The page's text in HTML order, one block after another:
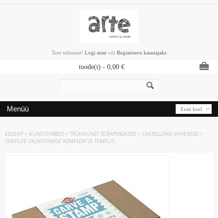
Tere tulemast! Logi sisse või Registreeru kasutajaks
toode(t) - 0,00€
Eesti keel
Menüü
ESILEHT » KUNSTITARBED » TRÜKIKUNST, SCRAPEBOARDS » LINOOLLÕIKE VAHENDID »
TEMPLITE VALMISTAMISE KOMPLEKT (5 TEMPLIT)